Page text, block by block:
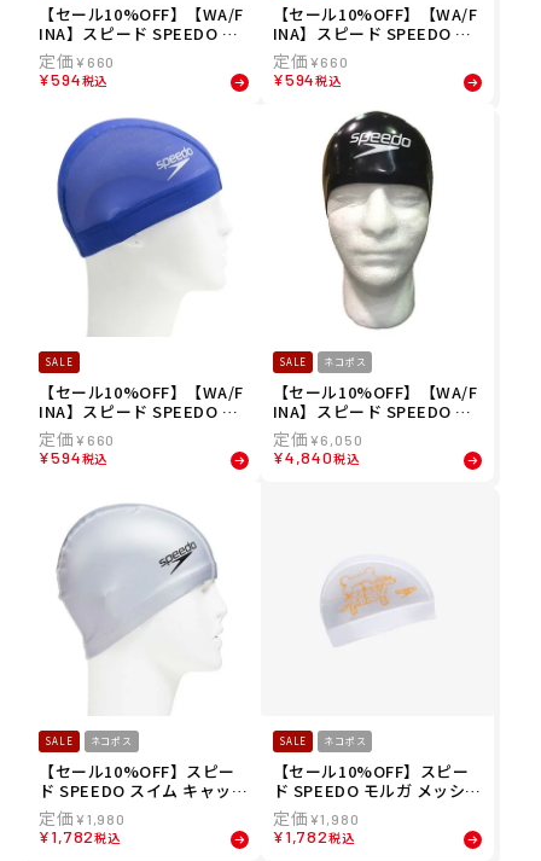
【セール10%OFF】【WA/F
INA】スピード SPEEDO ス
イム キャップ ロゴ メッシュ
キャップ Logo Mesh Cap S
E12050-NB メンズ レディー
¥ 660
¥594税込
【セール10%OFF】【WA/F
INA】スピード SPEEDO ス
イム キャップ ロゴ メッシュ
キャップ Logo Mesh Cap S
E12050-K メンズ レディー
ス ユニセックス
¥660
¥594税込
SALE
【セール10%OFF】【WA/F
INA】スピード SPEEDO ス
イム キャップ ロゴ メッシュ
キャップ Logo Mesh Cap S
E12050-BL メンズ レディー
¥ 660
¥594税込
SALE ネコポス
【セール10%OFF】【WA/F
INA】スピード SPEEDO ス
イム キャップ ファストスキ
ン3 キャップ Fastskin3 Ca
p SE11922-KW メンズ レデ
¥6,050
¥4,840税込
SALE ネコポス
【セール10%OFF】スピー
ド SPEEDO スイム キャップ
シリコーン コーティング キ
ャップ SD93C56-SV メンズ
レディース ユニセックス
¥1,980
¥1,782税込
SALE ネコポス
【セール10%OFF】スピー
ド SPEEDO モルガ メッシュ
キャップ MULGA MESH CA
P スイム キャップ SE12651
MU-W
¥1,980
¥1,782税込